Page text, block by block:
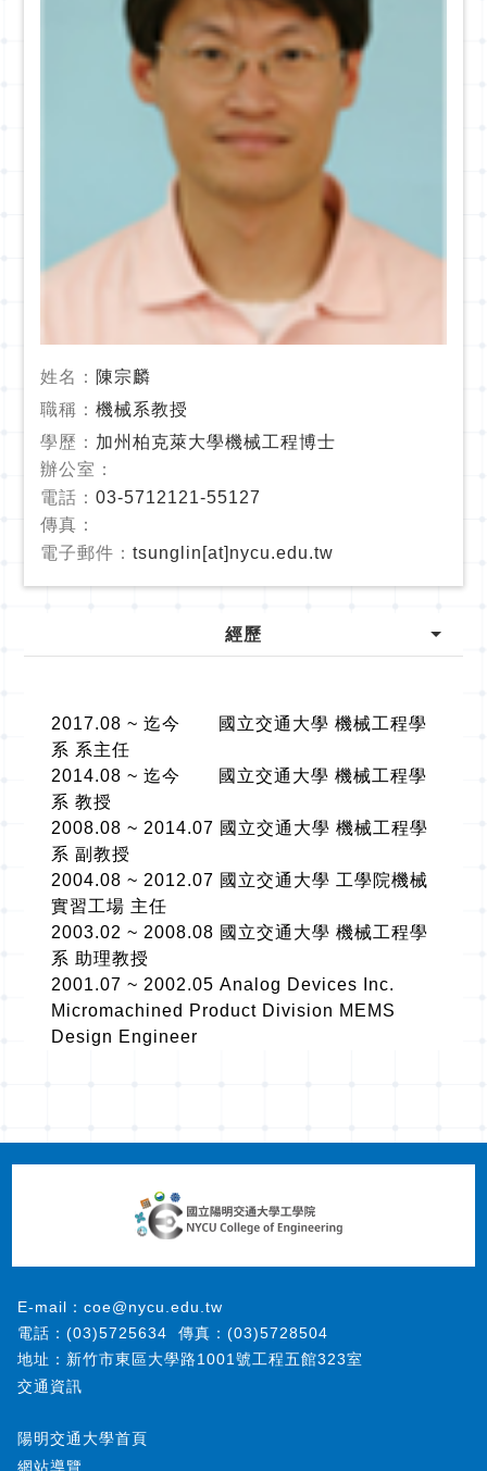
姓名： 陳宗麟
職稱：機械系教授
學歷： 加州柏克萊大學機械工程博士
辦公室：
電話：03-5712121-55127
傳真：
電子郵件：tsunglin[at]nycu.edu.tw
經歷
2017.08 ~ 迄今 國立交通大學 機械工程學
系 系主任
2014.08 ~ 迄今 國立交通大學 機械工程學
系 教授
2008.08 ~ 2014.07 國立交通大學 機械工程學
系 副教授
2004.08 ~ 2012.07 國立交通大學 工學院機械
實習工場 主任
2003.02 ~ 2008.08 國立交通大學 機械工程學
系 助理教授
2001.07 ~ 2002.05 Analog Devices Inc.
Micromachined Product Division MEMS
Design Engineer
E-mail：coe@nycu.edu.tw
電話：(03)5725634
傳真：(03)5728504
地址：新竹市東區大學路1001號工程五館323室
交通資訊
陽明交通大學首頁
網站導覽